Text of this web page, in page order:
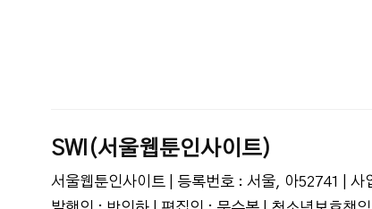
SWI(서울웹툰인사이트)
서울웹툰인사이트 | 등록번호 : 서울, 아52741 |